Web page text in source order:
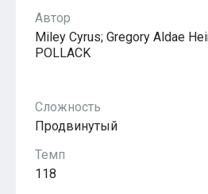
Автор
Miley Cyrus; Gregory Aldae
POLLACK
Сложность
Продвинутый
Темп
118